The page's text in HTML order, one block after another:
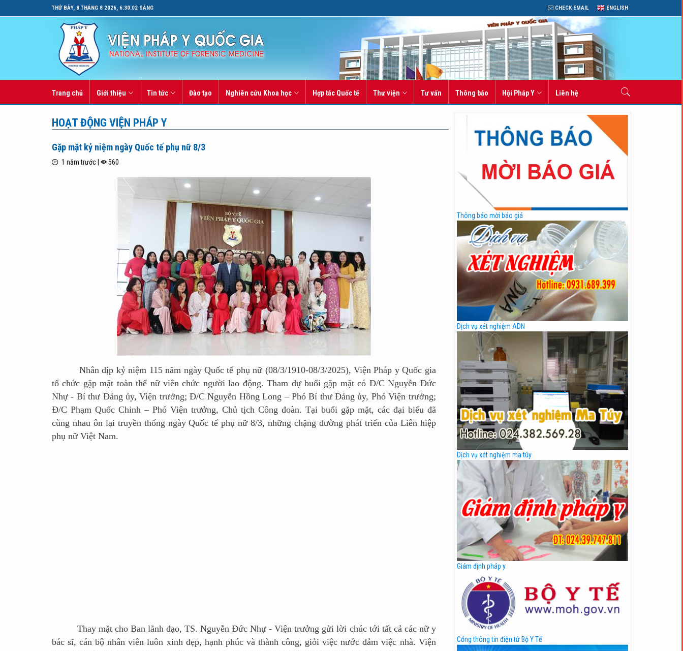
THỨ BẢY, 8 THÁNG 8 2026, 6:30:03 SÁNG CHECK EMAIL ENGLISH
Trang chủ Giới thiệu Tin tức Đào tạo Nghiên cứu Khoa học Hợp tác Quốc tế Thư viện Tư vấn Thông báo Hội Pháp Y Liên hệ
HOẠT ĐỘNG VIỆN PHÁP Y
Gặp mặt kỷ niệm ngày Quốc tế phụ nữ 8/3
1 năm trước | 560
Nhân dịp kỷ niệm 115 năm ngày Quốc tế phụ nữ (08/3/1910-08/3/2025), Viện Pháp y Quốc gia
tổ chức gặp mặt toàn thể nữ viên chức người lao động. Tham dự buổi gặp mặt có Đ/C Nguyễn Đức
Nhự - Bí thư Đảng ủy, Viện trưởng; Đ/C Nguyễn Hồng Long – Phó Bí thư Đảng ủy, Phó Viện trưởng;
Đ/C Phạm Quốc Chinh – Phó Viện trưởng, Chủ tịch Công đoàn. Tại buổi gặp mặt, các đại biểu đã
cùng nhau ôn lại truyền thống ngày Quốc tế phụ nữ 8/3, những chặng đường phát triển của Liên hiệp
phụ nữ Việt Nam.
Thay mặt cho Ban lãnh đạo, TS. Nguyễn Đức Nhự - Viện trưởng gửi lời chúc tới tất cả các nữ y
bác sĩ, cán bộ nhân viên luôn xinh đẹp, hạnh phúc và thành công, giỏi việc nước đảm việc nhà. Viện
Thông báo mời báo giá
Dịch vụ xét nghiệm ADN
Dịch vụ xét nghiệm ma túy
Giám định pháp y
Cổng thông tin điện tử Bộ Y Tế